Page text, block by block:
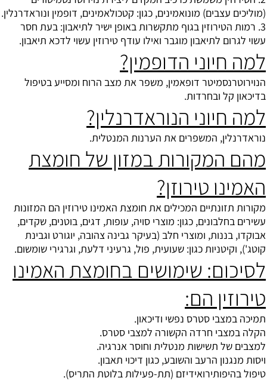
(מוליכים עצבים) מונואמינים, כגון: קטכולאמינים, דופמין ונוראדרנלין.
3. רמות הטירוזין בגוף מתקשרות באופן ישיר לתיאבון: בעת חסר
עשוי לגרום לתיאבון מוגבר ואילו עודף טירוזין עשוי לדכא תיאבון.
למה חיוני הדופמין?
הנוירוטרנסמיטר דופאמין, משפר את מצב הרוח ומסייע בטיפול
בדיכאון קל ובחרדות.
למה חיוני הנוראדרנלין?
נוראדרנלין, המשפרים את הערנות המנטלית.
מהם המקורות במזון של חומצת
האמינו טירוזן?
מקורות תזונתיים המכילים את חומצת האמינו טירוזין הם המזונות
עשירים בחלבונים, כגון: מוצרי סויה, עופות, דגים, בוטנים, שקדים,
אבוקדו, בננות, ומוצרי חלב (בעיקר גבינה צהובה, יוגורט וגבינת
קוטג'), וקיטניות כגון: שעועית, פול, גרעיני דלעת, וגרגירי שומשום.
לסיכום: שימושים בחומצת האמינו
טירוזין הם:
תמיכה במצבי סטרס נפשי ודיכאון.
הקלה במצבי חרדה הקשורה למצבי סטרס.
למצבים של תשישות מנטלית וחוסר אנרגיה.
ויסות מנגנון הרעב והשובע, כגון דיכוי תאבון.
טיפול בהיפותירואידיזם (תת-פעילות בלוטת התריס).